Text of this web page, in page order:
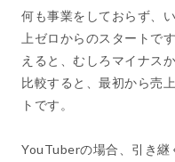
何も事業をしておらず、
上ゼロからのスタートで
えると、むしろマイナス
比較すると、最初から売
トです。
YouTuberの場合、引き継